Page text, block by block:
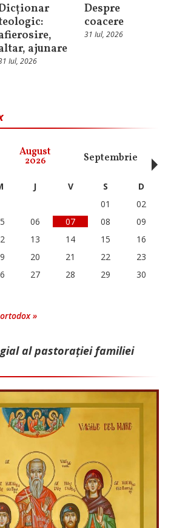
ajunare
Iul, 2026
Despre
coacere
31 Iul, 2026
August
2026 Septembrie
J V S
D
01
02
06 07 08
09
13 14 15
16
20 21 22
23
27 28 29
30
»
al pastorației familiei